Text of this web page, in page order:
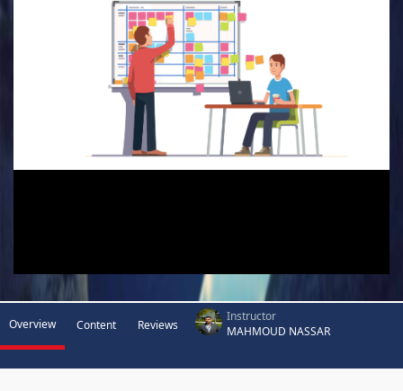
Overview Content Reviews
Instructor
MAHMOUD NASSAR